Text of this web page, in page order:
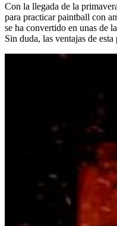
Con la llegada de la
para practicar paintball con
se ha convertido en unas de
Sin duda, las ventajas de esta